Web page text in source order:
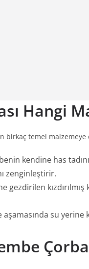
Hangi
birkaç temel
kendine has
zenginleştirir.
gezdirilen
aşamasında su yerine